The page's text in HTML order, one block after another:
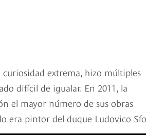
extrema, hizo múltiples
difícil de igualar. En 2011, la
el mayor número de sus obras
era pintor del duque Ludovico